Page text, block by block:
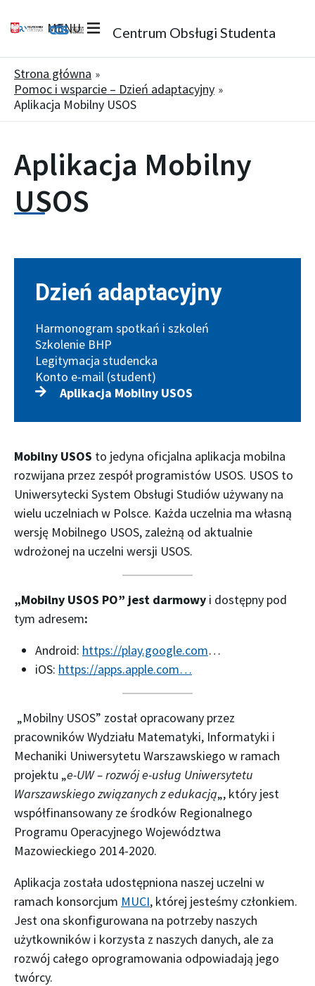
Centrum Obsługi Studenta
MENU
Strona główna
Pomoc i wsparcie – Dzień adaptacyjny
Aplikacja Mobilny USOS
Aplikacja Mobilny
USOS
Mobilny USOS to jedyna oficjalna aplikacja mobilna
rozwijana przez zespół programistów USOS. USOS to
Uniwersytecki System Obsługi Studiów używany na
wielu uczelniach w Polsce. Każda uczelnia ma własną
wersję Mobilnego USOS, zależną od aktualnie
wdrożonej na uczelni wersji USOS.
„Mobilny USOS PO” jest darmowy i dostępny pod
tym adresem:
Android: https://play.google.com…
iOS: https://apps.apple.com…
„Mobilny USOS” został opracowany przez
pracowników Wydziału Matematyki, Informatyki i
Mechaniki Uniwersytetu Warszawskiego w ramach
projektu „e-UW – rozwój e-usług Uniwersytetu
Warszawskiego związanych z edukacją„, który jest
współfinansowany ze środków Regionalnego
Programu Operacyjnego Województwa
Mazowieckiego 2014-2020.
Aplikacja została udostępniona naszej uczelni w
ramach konsorcjum MUCI, której jesteśmy członkiem.
Jest ona skonfigurowana na potrzeby naszych
użytkowników i korzysta z naszych danych, ale za
rozwój całego oprogramowania odpowiadają jego
twórcy.
Dzień adaptacyjny
Harmonogram spotkań i szkoleń
Szkolenie BHP
Legitymacja studencka
Konto e-mail (student)
Aplikacja Mobilny USOS